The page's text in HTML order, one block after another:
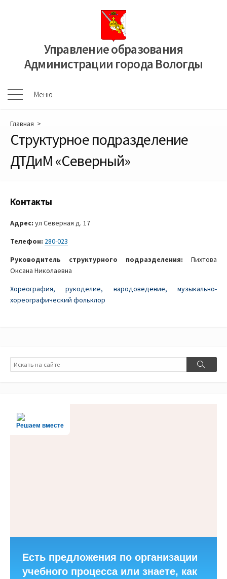
Управление образования
Администрации города Вологды
Меню
Меню
Главная >
Структурное подразделение
ДТДиМ «Северный»
Контакты
Адрес: ул Северная д. 17
Телефон: 280-023
Руководитель структурного подразделения: Пихтова
Оксана Николаевна
Хореография, рукоделие, народоведение, музыкально-
хореографический фольклор
Поиск
Поиск
Решаем вместе
Есть предложения по организации
учебного процесса или знаете, как